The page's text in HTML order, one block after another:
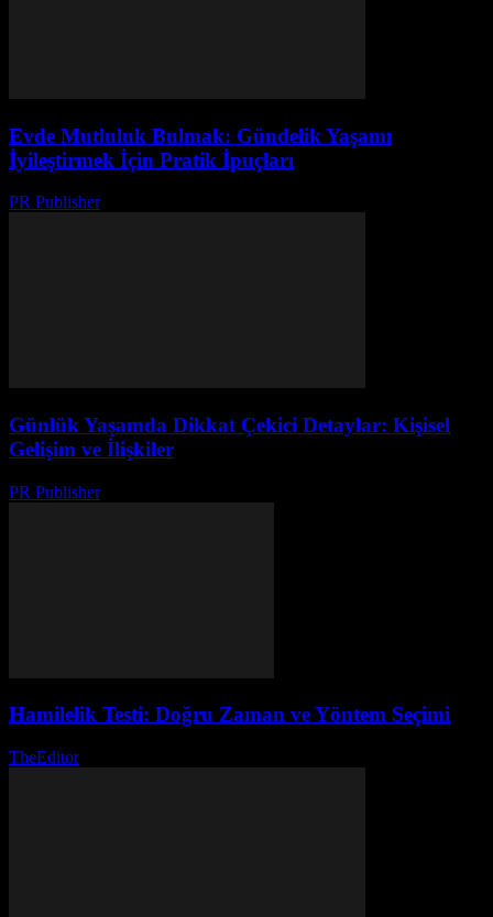
Evde Mutluluk Bulmak: Gündelik Yaşamı
İyileştirmek İçin Pratik İpuçları
PR Publisher-
Günlük Yaşamda Dikkat Çekici Detaylar: Kişisel
Gelişim ve İlişkiler
PR Publisher-
Hamilelik Testi: Doğru Zaman ve Yöntem Seçimi
TheEditor-